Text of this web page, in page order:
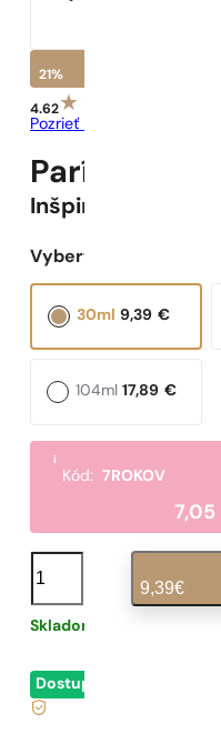
21%
4.62
Pozrieť recenzie
Parížske
Inšpirované
Vyberte objem:
9,39 €
30ml
17,89 €
104ml
i
Kód:7ROKOV
7,05
množstvo
N°
124
9,39€
Skladom
Dostupné